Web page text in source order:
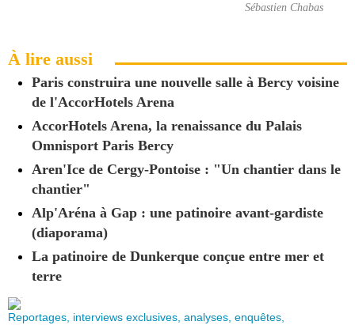
Sébastien Chabas
À lire aussi
Paris construira une nouvelle salle à Bercy voisine
de l'AccorHotels Arena
AccorHotels Arena, la renaissance du Palais
Omnisport Paris Bercy
Aren'Ice de Cergy-Pontoise : "Un chantier dans le
chantier"
Alp'Aréna à Gap : une patinoire avant-gardiste
(diaporama)
La patinoire de Dunkerque conçue entre mer et
terre
Reportages, interviews exclusives, analyses, enquêtes,